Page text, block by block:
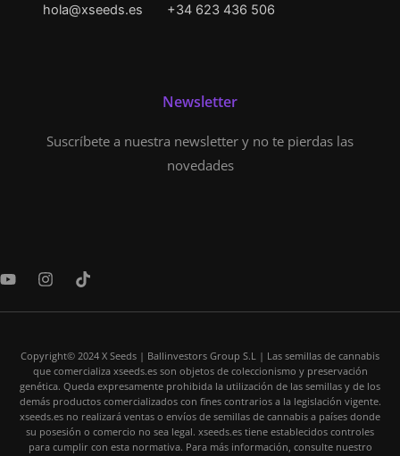
hola@xseeds.es
+34 623 436 506
Newsletter
Suscríbete a nuestra newsletter y no te pierdas las
novedades
Y
u
I
s
g
r
a
m
T
k
k
Copyright© 2024 X Seeds | Ballinvestors Group S.L | Las semillas de cannabis
que comercializa xseeds.es son objetos de coleccionismo y preservación
genética. Queda expresamente prohibida la utilización de las semillas y de los
demás productos comercializados con fines contrarios a la legislación vigente.
xseeds.es no realizará ventas o envíos de semillas de cannabis a países donde
su posesión o comercio no sea legal. xseeds.es tiene establecidos controles
para cumplir con esta normativa. Para más información, consulte nuestro